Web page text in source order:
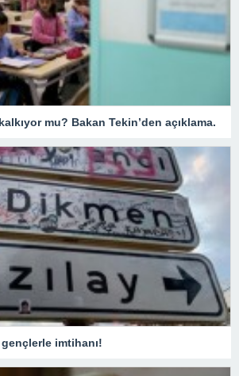
mu? Bakan Tekin’den açıklama.
gençlerle imtihanı!